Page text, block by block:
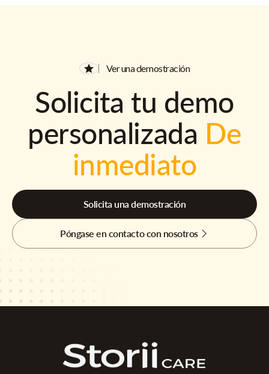
Ver una demostración
Solicita tu demo
personalizada De
inmediato
Solicita una demostración
Póngase en contacto con nosotros